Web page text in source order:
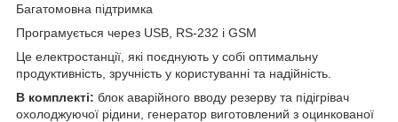
Багатомовна підтримка
Програмується через USB, RS-232 і GSM
Це електростанції, які поєднують у собі оптимальну
продуктивність, зручність у користуванні та надійність.
В комплекті: блок аварійного вводу резерву та підігрівач
охолоджуючої рідини, генератор виготовлений з оцинкованої